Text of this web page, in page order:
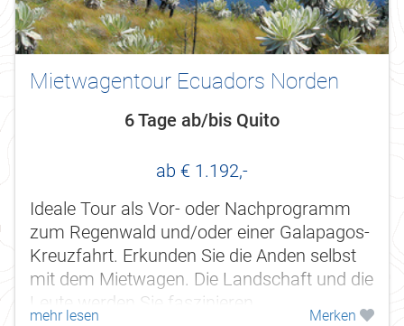
Mietwagentour Ecuadors Norden
6 Tage ab/bis Quito
ab € 1.192,-
Ideale Tour als Vor- oder Nachprogramm
zum Regenwald und/oder einer Galapagos-
Kreuzfahrt. Erkunden Sie die Anden selbst
mit dem Mietwagen. Die Landschaft und die
Leute werden Sie faszinieren.
mehr lesen Merken